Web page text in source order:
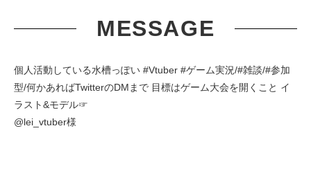
MESSAGE
個人活動している水槽っぽい #Vtuber #ゲーム実況/#雑談/#参加
型/何かあればTwitterのDMまで 目標はゲーム大会を開くこと イ
ラスト&モデル☞
@lei_vtuber様